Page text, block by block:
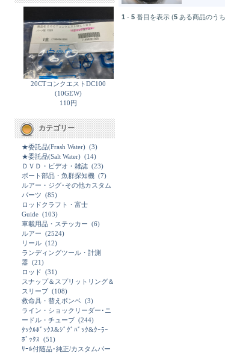
20CTコンクエストDC100
(10GEW)
110円
カテゴリー
★委託品(Frash Water) (3)
★委託品(Salt Water) (14)
ＤＶＤ・ビデオ・雑誌 (23)
ボート部品・魚群探知機 (7)
ルアー・ジグ･その他カスタム
パーツ (85)
ロッドクラフト・富士
Guide (103)
車載用品・ステッカー (6)
ルアー (2524)
リール (12)
ランディングツール・計測
器 (21)
ロッド (31)
スナップ＆スプリットリング＆
スリーブ (108)
救命具・替えボンベ (3)
ライン・ショックリーダー･ニ
ードル・チューブ (244)
ﾀｯｸﾙﾎﾞｯｸｽ&ｼﾞｸﾞﾊﾞｯｸ&ｸｰﾗｰ
ﾎﾞｯｸｽ (51)
ﾘｰﾙ付随品･純正/カスタムパー
1 - 5 番目を表示 (5 ある商品のう